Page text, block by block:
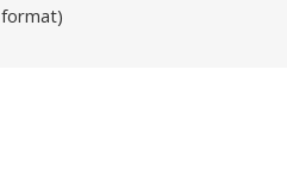
format)